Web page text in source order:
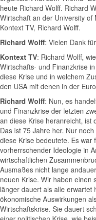
heute Richard Wolff. Richard
Wirtschaft an der University
Kontext TV, Richard Wolff.
Richard Wolff: Vielen Dank
Kontext TV: Richard Wolff,
Wirtschafts- und Finanzkrise
diese Krise und in welchem
den USA mit denen in der
Richard Wolff: Nun, es
und Finanzkrise der letzten
an diese Krise heranreicht, ist
Das ist 75 Jahre her. Nur
diese Krise bedeutete. Es war
vorherrschender Ideologie in
wirtschaftlichen
Ausmaßes nicht lange
neuen Krise. Wir haben einen
länger dauert als alle
ökonomische Auswirkungen
Wirtschaftskrise. Sie dauert